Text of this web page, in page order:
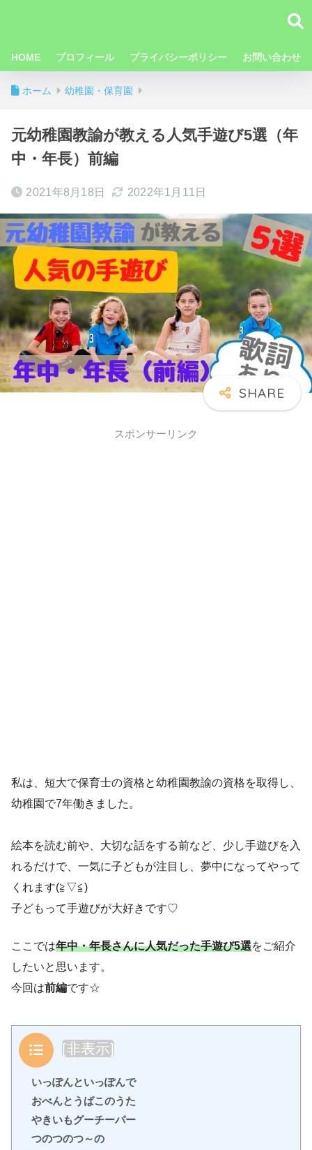
HOME プロフィール プライバシーポリシー お問い合わせ
ホーム 幼稚園・保育園
元幼稚園教諭が教える人気手遊び5選（年
中・年長）前編
2021年8月18日 2022年1月11日
スポンサーリンク
私は、短大で保育士の資格と幼稚園教諭の資格を取得し、
幼稚園で7年働きました。
絵本を読む前や、大切な話をする前など、少し手遊びを入
れるだけで、一気に子どもが注目し、夢中になってやって
くれます(≧▽≦)
子どもって手遊びが大好きです♡
ここでは年中・年長さんに人気だった手遊び5選をご紹介
したいと思います。
今回は前編です☆
目次 [非表示]
いっぽんといっぽんで
おべんとうばこのうた
やきいもグーチーパー
つのつのつ～の